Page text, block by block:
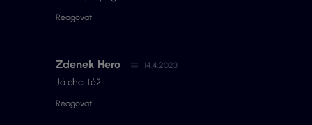
Reagovat
Zdenek Hero 14.4.2023
Já chci též
Reagovat